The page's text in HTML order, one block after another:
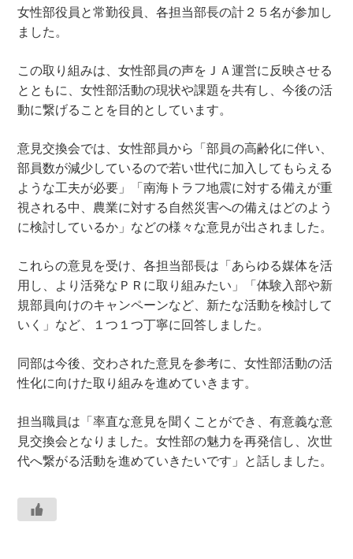
女性部役員と常勤役員、各担当部長の計２５名が参加し
ました。
この取り組みは、女性部員の声をＪＡ運営に反映させる
とともに、女性部活動の現状や課題を共有し、今後の活
動に繋げることを目的としています。
意見交換会では、女性部員から「部員の高齢化に伴い、
部員数が減少しているので若い世代に加入してもらえる
ような工夫が必要」「南海トラフ地震に対する備えが重
視される中、農業に対する自然災害への備えはどのよう
に検討しているか」などの様々な意見が出されました。
これらの意見を受け、各担当部長は「あらゆる媒体を活
用し、より活発なＰＲに取り組みたい」「体験入部や新
規部員向けのキャンペーンなど、新たな活動を検討して
いく」など、１つ１つ丁寧に回答しました。
同部は今後、交わされた意見を参考に、女性部活動の活
性化に向けた取り組みを進めていきます。
担当職員は「率直な意見を聞くことができ、有意義な意
見交換会となりました。女性部の魅力を再発信し、次世
代へ繋がる活動を進めていきたいです」と話しました。